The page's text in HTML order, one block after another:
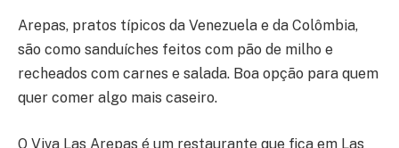
Arepas, pratos típicos da Venezuela e da Colômbia,
são como sanduíches feitos com pão de milho e
recheados com carnes e salada. Boa opção para quem
quer comer algo mais caseiro.
O Viva Las Arepas é um restaurante que fica em Las